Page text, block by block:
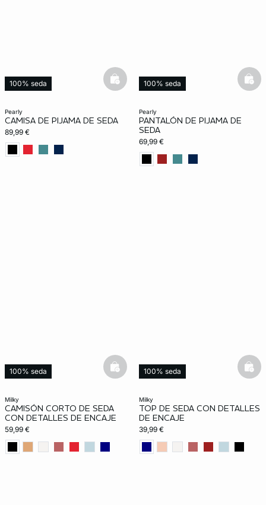
pearly
CAMISA DE PIJAMA DE SEDA
89,99 €
100% seda basketfull
pearly
PANTALÓN DE PIJAMA DE
SEDA
69,99 €
100% seda
milky
CAMISÓN CORTO DE SEDA
CON DETALLES DE ENCAJE
59,99 €
100% seda basketfull
milky
TOP DE SEDA CON DETALLES
DE ENCAJE
39,99 €
100% seda